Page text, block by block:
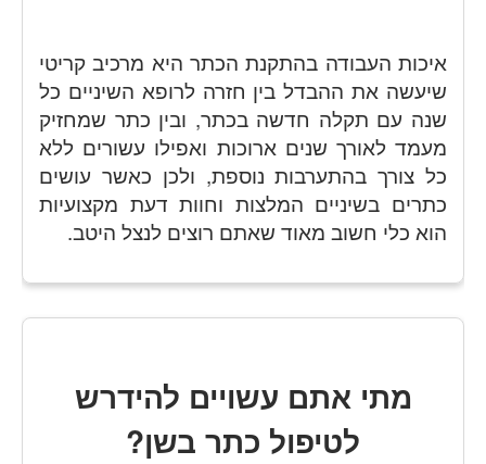
איכות העבודה בהתקנת הכתר היא מרכיב קריטי
שיעשה את ההבדל בין חזרה לרופא השיניים כל
שנה עם תקלה חדשה בכתר, ובין כתר שמחזיק
מעמד לאורך שנים ארוכות ואפילו עשורים ללא
כל צורך בהתערבות נוספת, ולכן כאשר עושים
כתרים בשיניים המלצות וחוות דעת מקצועיות
הוא כלי חשוב מאוד שאתם רוצים לנצל היטב.
מתי אתם עשויים להידרש
לטיפול כתר בשן?